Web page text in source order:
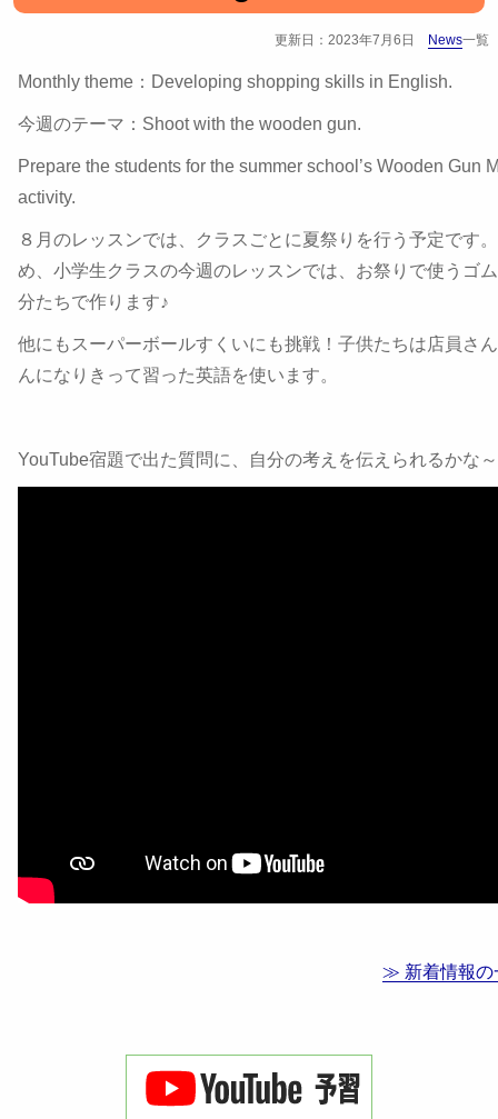
更新日：2023年7月6日 News一覧
Monthly theme：Developing shopping skills in English.
今週のテーマ：Shoot with the wooden gun.
Prepare the students for the summer school’s Wooden Gun
activity.
８月のレッスンでは、クラスごとに夏祭りを行う予定です
め、小学生クラスの今週のレッスンでは、お祭りで使うゴ
分たちで作ります♪
他にもスーパーボールすくいにも挑戦！子供たちは店員さ
んになりきって習った英語を使います。
YouTube宿題で出た質問に、自分の考えを伝えられるかな
≫ 新着情報の